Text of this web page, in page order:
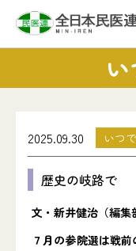
2025.09.30 いつ
歴史の岐路で
文・新井健治（編
７月の参院選は戦